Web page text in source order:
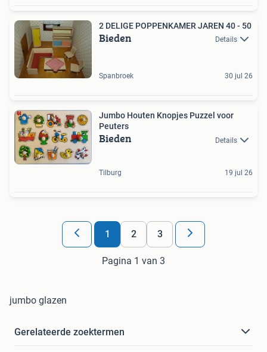
2 DELIGE POPPENKAMER JAREN 40 - 50
Bieden Details
Spanbroek 30 jul 26
Jumbo Houten Knopjes Puzzel voor
Peuters
Bieden Details
Tilburg 19 jul 26
1 2 3
Pagina 1 van 3
jumbo glazen
Gerelateerde zoektermen